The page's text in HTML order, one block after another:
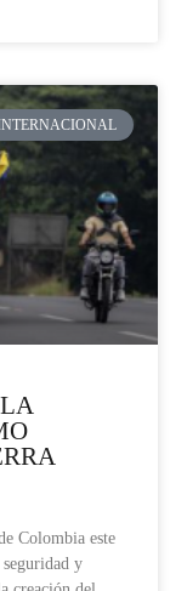
Colombia este
seguridad y